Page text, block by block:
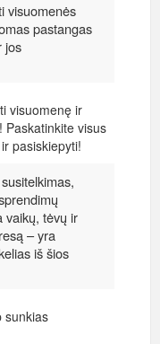
visuomenės
pastangas
jos
visuomenę ir
Paskatinkite visus
pasiskiepyti!
vaikų, tėvų ir
– yra
iš šios
sunkias